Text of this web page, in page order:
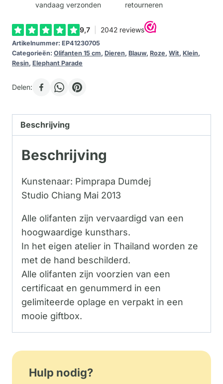
vandaag verzonden
retourneren
Artikelnummer: EP41230705
Categorieën: Olifanten 15 cm, Dieren, Blauw, Roze, Wit, Klein,
Resin, Elephant Parade
Delen:
Beschrijving
Beschrijving
Kunstenaar: Pimprapa Dumdej
Studio Chiang Mai 2013
Alle olifanten zijn vervaardigd van een
hoogwaardige kunsthars.
In het eigen atelier in Thailand worden ze
met de hand beschilderd.
Alle olifanten zijn voorzien van een
certificaat en genummerd in een
gelimiteerde oplage en verpakt in een
mooie giftbox.
Hulp nodig?